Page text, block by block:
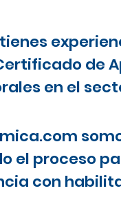
de
en el
el proceso
con